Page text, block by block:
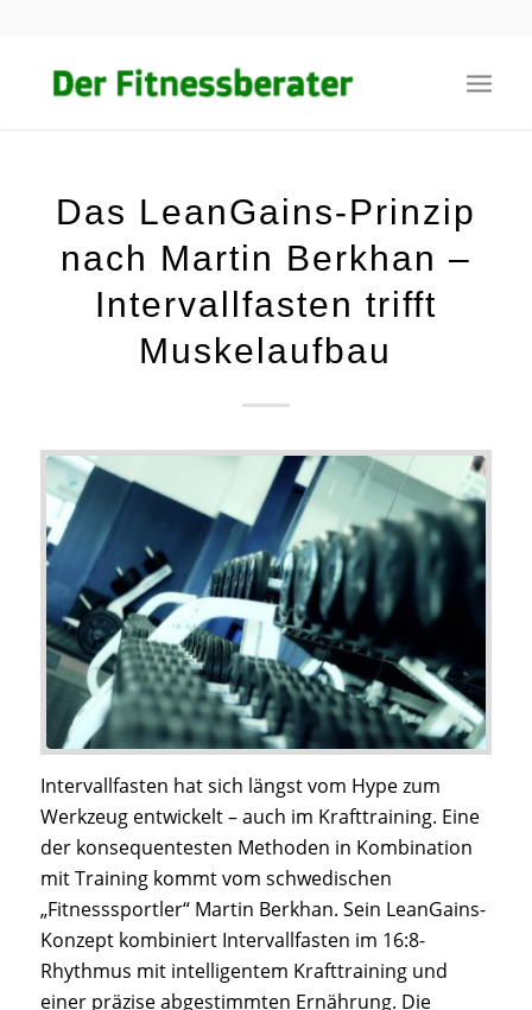
Das LeanGains-Prinzip
nach Martin Berkhan –
Intervallfasten trifft
Muskelaufbau
Intervallfasten hat sich längst vom Hype zum
Werkzeug entwickelt – auch im Krafttraining. Eine
der konsequentesten Methoden in Kombination
mit Training kommt vom schwedischen
„Fitnesssportler“ Martin Berkhan. Sein LeanGains-
Konzept kombiniert Intervallfasten im 16:8-
Rhythmus mit intelligentem Krafttraining und
einer präzise abgestimmten Ernährung. Die